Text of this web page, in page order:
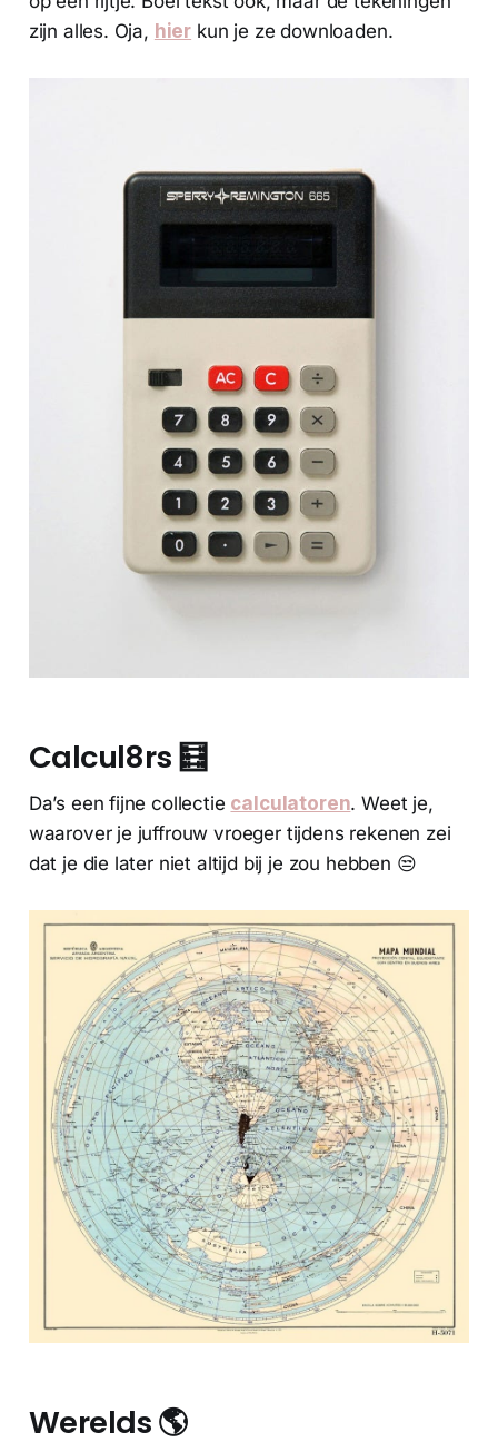
zijn alles. Oja, hier kun je ze downloaden.
Calcul8rs 🧮
Da’s een fijne collectie calculatoren. Weet je,
waarover je juffrouw vroeger tijdens rekenen zei
dat je die later niet altijd bij je zou hebben 😒
Werelds 🌎